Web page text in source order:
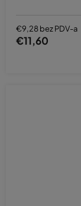
€9,28 bez PDV-a
€11,60